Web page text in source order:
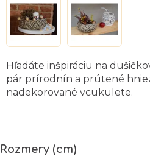
Rozmery (cm)
Hľadáte inšpiráciu na
pár prírodnín a prútené
nadekorované vcukulete.